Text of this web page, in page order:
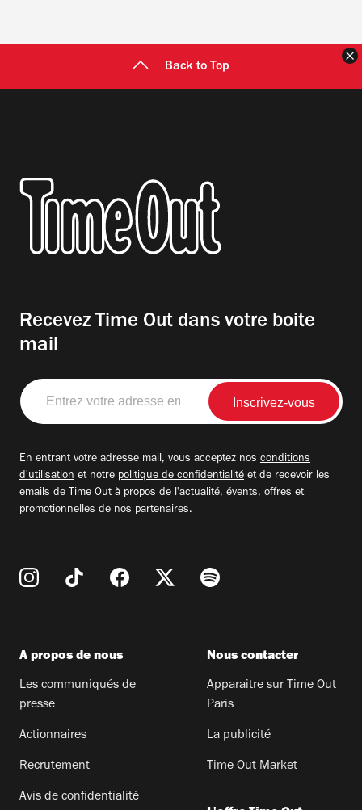
Back to Top
Recevez Time Out dans votre boite
mail
Entrez
votre
adresse
En entrant votre adresse mail, vous acceptez nos conditions
d'utilisation et notre politique de confidentialité et de recevoir les
emails de Time Out à propos de l'actualité, évents, offres et
promotionnelles de nos partenaires.
A propos de nous
Les communiqués de
presse
Actionnaires
Recrutement
Avis de confidentialité
Nous contacter
Apparaitre sur Time Out
Paris
La publicité
Time Out Market